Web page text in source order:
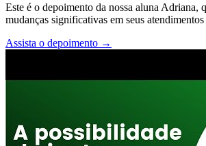
Este é o depoimento da nossa aluna Adriana,
mudanças significativas em seus
Assista o depoimento →